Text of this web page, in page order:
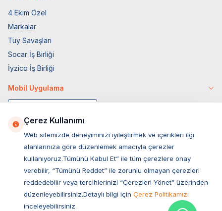
4 Ekim Özel
Markalar
Tüy Savaşları
Socar İş Birliği
İyzico İş Birliği
Mobil Uygulama
Müşteri Hizmetleri
Çerez Kullanımı
Web sitemizde deneyiminizi iyileştirmek ve içerikleri ilgi
alanlarınıza göre düzenlemek amacıyla çerezler
kullanıyoruz.Tümünü Kabul Et” ile tüm çerezlere onay
verebilir, “Tümünü Reddet” ile zorunlu olmayan çerezleri
reddedebilir veya tercihlerinizi “Çerezleri Yönet” üzerinden
düzenleyebilirsiniz.Detaylı bilgi için Çerez Politikamızı
inceleyebilirsiniz.